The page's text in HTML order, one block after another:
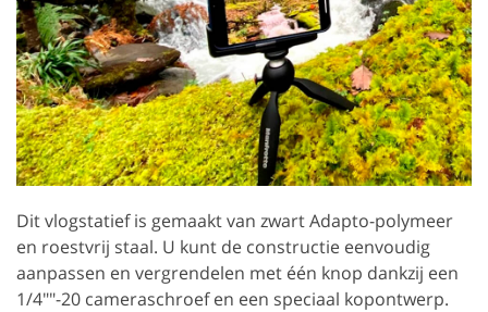
Dit vlogstatief is gemaakt van zwart Adapto-polymeer
en roestvrij staal. U kunt de constructie eenvoudig
aanpassen en vergrendelen met één knop dankzij een
1/4""-20 cameraschroef en een speciaal kopontwerp.